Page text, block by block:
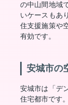
の中山間地域
いケースもあ
住支援施策や
有効です。
安城市の
安城市は「デ
住宅都市です